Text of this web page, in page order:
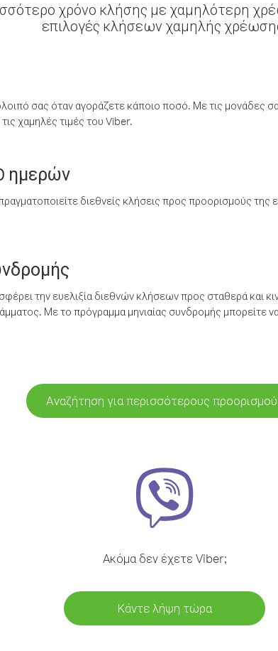
χρόνο κλήσης με χαμηλότερη
επιλογές κλήσεων χαμηλής
σας όταν αγοράζετε κάποιο ποσό. Με τις μονάδες
χαμηλές τιμές του Viber.
ημερών
διεθνείς κλήσεις προς προορισμούς της
την ευελιξία διεθνών κλήσεων προς σταθερά και
Με το πρόγραμμα μηνιαίας συνδρομής μπορείτε
Αναζήτηση για περισσότερους
Ακόμα δεν έχετε Viber;
Κάντε λήψη τώρα